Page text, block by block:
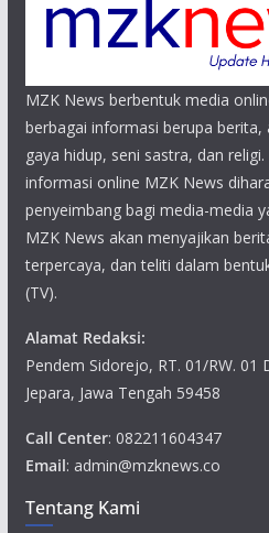
MZK News berbentuk media
berbagai informasi berupa berita,
gaya hidup, seni sastra, dan
informasi online MZK News
penyeimbang bagi media-media
MZK News akan menyajikan
terpercaya, dan teliti dalam
(TV).
Alamat Redaksi:
Pendem Sidorejo, RT. 01/RW. 01
Jepara, Jawa Tengah 59458
Call Center: 082211604347
Email: admin@mzknews.co
Tentang Kami